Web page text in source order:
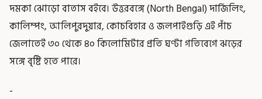
দমকা ঝোড়ো বাতাস বইবে। উত্তরবঙ্গে (North Bengal) দার্জিলিং,
কালিম্পং, আলিপুরদুয়ার, কোচবিহার ও জলপাইগুড়ি এই পাঁচ
জেলাতেই ৩০ থেকে ৪০ কিলোমিটার প্রতি ঘণ্টা গতিবেগে ঝড়ের
সঙ্গে বৃষ্টি হতে পারে।
-